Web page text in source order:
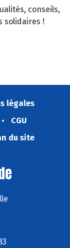
conseils,
solidaires !
légales
CGU
du site